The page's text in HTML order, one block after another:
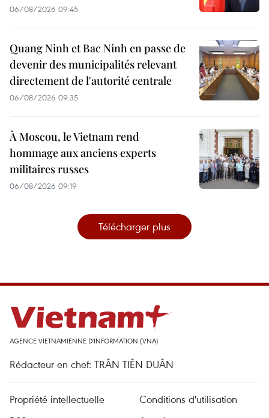
06/08/2026 09:45
Quang Ninh et Bac Ninh en passe de
devenir des municipalités relevant
directement de l'autorité centrale
06/08/2026 09:35
À Moscou, le Vietnam rend
hommage aux anciens experts
militaires russes
06/08/2026 09:19
Télécharger plus
AGENCE VIETNAMIENNE D'INFORMATION (VNA)
Rédacteur en chef: TRÂN TIÊN DUÂN
Propriété intellectuelle
Conditions d'utilisation